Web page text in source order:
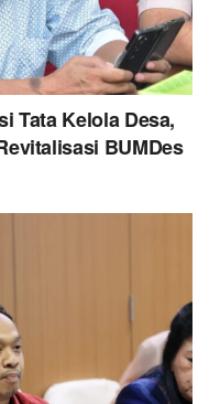
Tata Kelola Desa,
BUMDes